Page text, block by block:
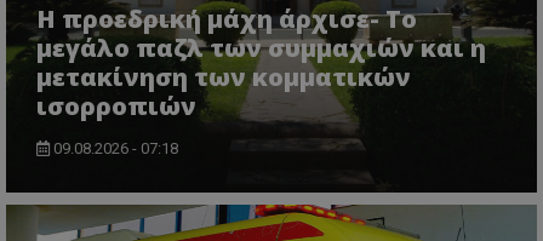
Η προεδρική μάχη άρχισε- Το
μεγάλο παζλ των συμμαχιών και η
μετακίνηση των κομματικών
ισορροπιών
09.08.2026 - 07:18